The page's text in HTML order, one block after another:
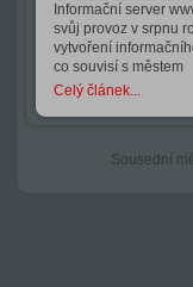
Informační server
svůj provoz v srpnu
vytvoření
co souvisí s městem
Celý článek...
Sousední